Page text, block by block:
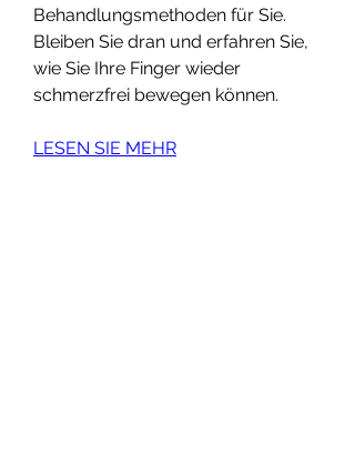
Behandlungsmethoden für Sie.
Bleiben Sie dran und erfahren Sie,
wie Sie Ihre Finger wieder
schmerzfrei bewegen können.
LESEN SIE MEHR